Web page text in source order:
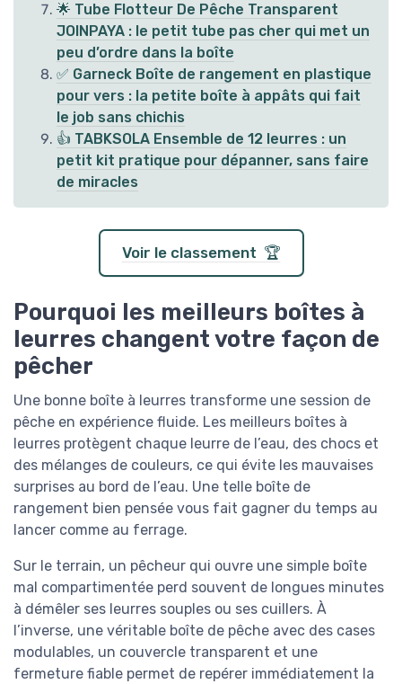
🌟 Tube Flotteur De Pêche Transparent
JOINPAYA : le petit tube pas cher qui met un
peu d’ordre dans la boîte
✅ Garneck Boîte de rangement en plastique
pour vers : la petite boîte à appâts qui fait
le job sans chichis
👍 TABKSOLA Ensemble de 12 leurres : un
petit kit pratique pour dépanner, sans faire
de miracles
Voir le classement 🏆
Pourquoi les meilleurs boîtes à
leurres changent votre façon de
pêcher
Une bonne boîte à leurres transforme une session de
pêche en expérience fluide. Les meilleurs boîtes à
leurres protègent chaque leurre de l’eau, des chocs et
des mélanges de couleurs, ce qui évite les mauvaises
surprises au bord de l’eau. Une telle boîte de
rangement bien pensée vous fait gagner du temps au
lancer comme au ferrage.
Sur le terrain, un pêcheur qui ouvre une simple boîte
mal compartimentée perd souvent de longues minutes
à démêler ses leurres souples ou ses cuillers. À
l’inverse, une véritable boîte de pêche avec des cases
modulables, un couvercle transparent et une
fermeture fiable permet de repérer immédiatement la